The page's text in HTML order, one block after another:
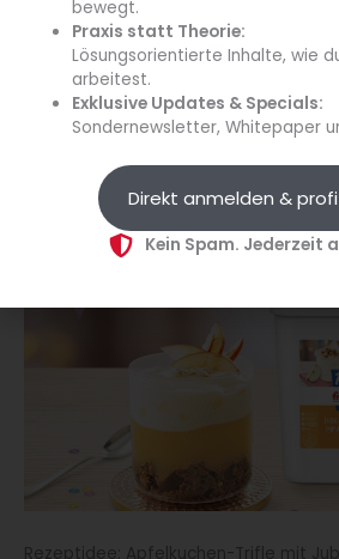
Wissenstransfer rund um Sahne in der
Am Messestand stellte frischli
Sahneprodukten vor. Das
Fachbesuchern praxisorientiertes
Temperatur beim Aufschlagen und zur
Aufschlagvolumens in der
Rezeptidee: Apfelkuchen-Trifle mit
bewegt.
Praxis statt Theorie:
Lösungsorientierte Inhalte, wie
arbeitest.
Exklusive Updates & Specials:
Sondernewsletter, Whitepaper
Direkt anmelden &
Kein Spam. Jederzeit